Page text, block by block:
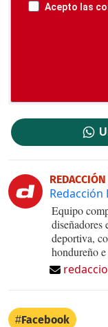
Acepto las
Redacción
Equipo
diseñadores
deportiva,
hondureño
Facebook